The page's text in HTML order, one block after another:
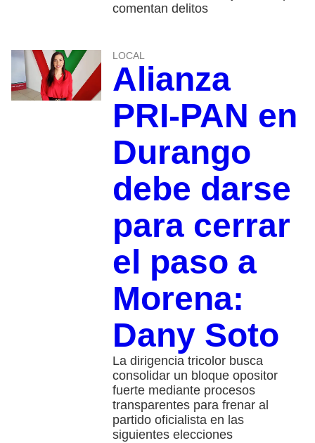
comentan delitos
LOCAL
Alianza
PRI-PAN en
Durango
debe darse
para cerrar
el paso a
Morena:
Dany Soto
La dirigencia tricolor busca
consolidar un bloque opositor
fuerte mediante procesos
transparentes para frenar al
partido oficialista en las
siguientes elecciones